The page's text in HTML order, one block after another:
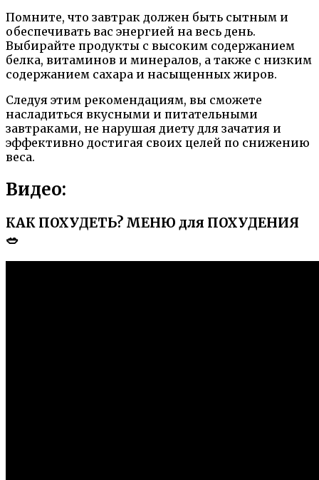
Помните, что завтрак должен быть сытным и
обеспечивать вас энергией на весь день.
Выбирайте продукты с высоким содержанием
белка, витаминов и минералов, а также с низким
содержанием сахара и насыщенных жиров.
Следуя этим рекомендациям, вы сможете
насладиться вкусными и питательными
завтраками, не нарушая диету для зачатия и
эффективно достигая своих целей по снижению
веса.
Видео:
КАК ПОХУДЕТЬ? МЕНЮ для ПОХУДЕНИЯ
🥗